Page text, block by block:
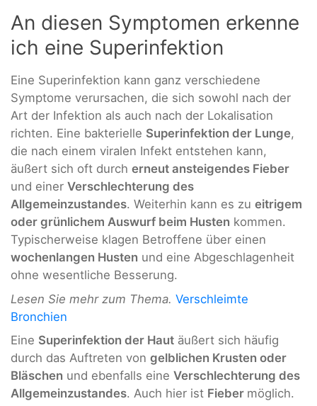
An diesen Symptomen erkenne
ich eine Superinfektion
Eine Superinfektion kann ganz verschiedene
Symptome verursachen, die sich sowohl nach der
Art der Infektion als auch nach der Lokalisation
richten. Eine bakterielle Superinfektion der Lunge,
die nach einem viralen Infekt entstehen kann,
äußert sich oft durch erneut ansteigendes Fieber
und einer Verschlechterung des
Allgemeinzustandes. Weiterhin kann es zu eitrigem
oder grünlichem Auswurf beim Husten kommen.
Typischerweise klagen Betroffene über einen
wochenlangen Husten und eine Abgeschlagenheit
ohne wesentliche Besserung.
Lesen Sie mehr zum Thema. Verschleimte
Bronchien
Eine Superinfektion der Haut äußert sich häufig
durch das Auftreten von gelblichen Krusten oder
Bläschen und ebenfalls eine Verschlechterung des
Allgemeinzustandes. Auch hier ist Fieber möglich.